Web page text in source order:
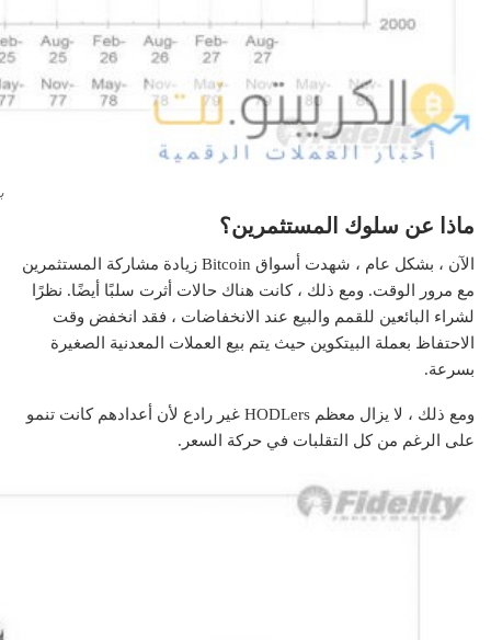
ماذا عن سلوك المستثمرين؟
الآن ، بشكل عام ، شهدت أسواق Bitcoin زيادة مشاركة المستثمرين
مع مرور الوقت. ومع ذلك ، كانت هناك حالات أثرت سلبًا أيضًا. نظرًا
لشراء البائعين للقمم والبيع عند الانخفاضات ، فقد انخفض وقت
الاحتفاظ بعملة البيتكوين حيث يتم بيع العملات المعدنية الصغيرة
بسرعة.
ومع ذلك ، لا يزال معظم HODLers غير رادع لأن أعدادهم كانت تنمو
على الرغم من كل التقلبات في حركة السعر.